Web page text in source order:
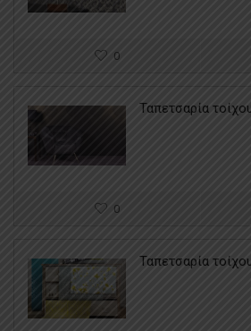
0
Ταπετσαρία
0
Ταπετσαρία